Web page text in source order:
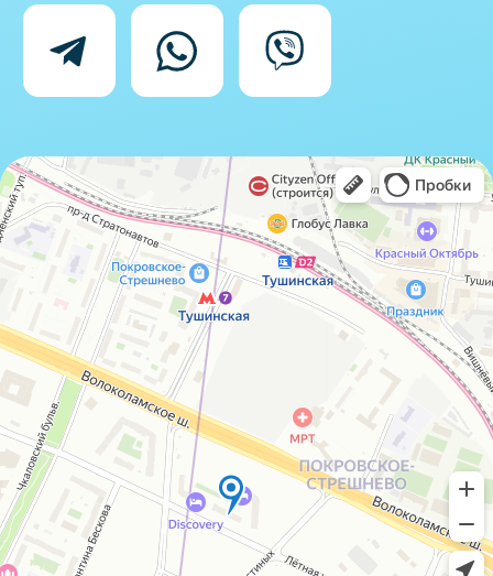
Политика конфиденциальности
Согласие на обработку персональных
данных